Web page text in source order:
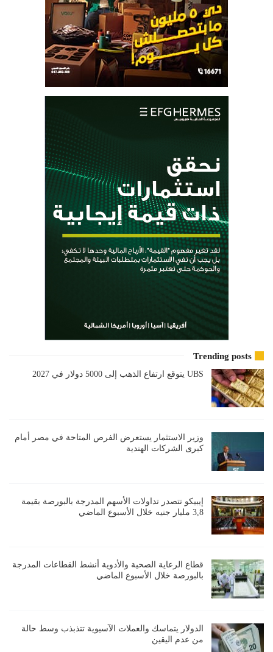
Trending posts
UBS يتوقع ارتفاع الذهب إلى 5000 دولار في 2027
وزير الاستثمار يستعرض الفرص المتاحة في مصر أمام
كبرى الشركات الهندية
إيبيكو تتصدر تداولات الأسهم المدرجة بالبورصة بقيمة
3,8 مليار جنيه خلال الأسبوع الماضي
قطاع الرعاية الصحية والأدوية أنشط القطاعات المدرجة
بالبورصة خلال الأسبوع الماضي
الدولار يتماسك والعملات الآسيوية تتذبذب وسط حالة
من عدم اليقين